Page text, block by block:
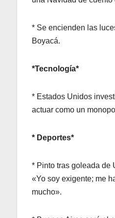
* Se encienden las
Boyacá.
*Tecnología*
* Estados Unidos
actuar como un
* Deportes*
* Pinto tras goleada de
«Yo soy exigente; me
mucho».